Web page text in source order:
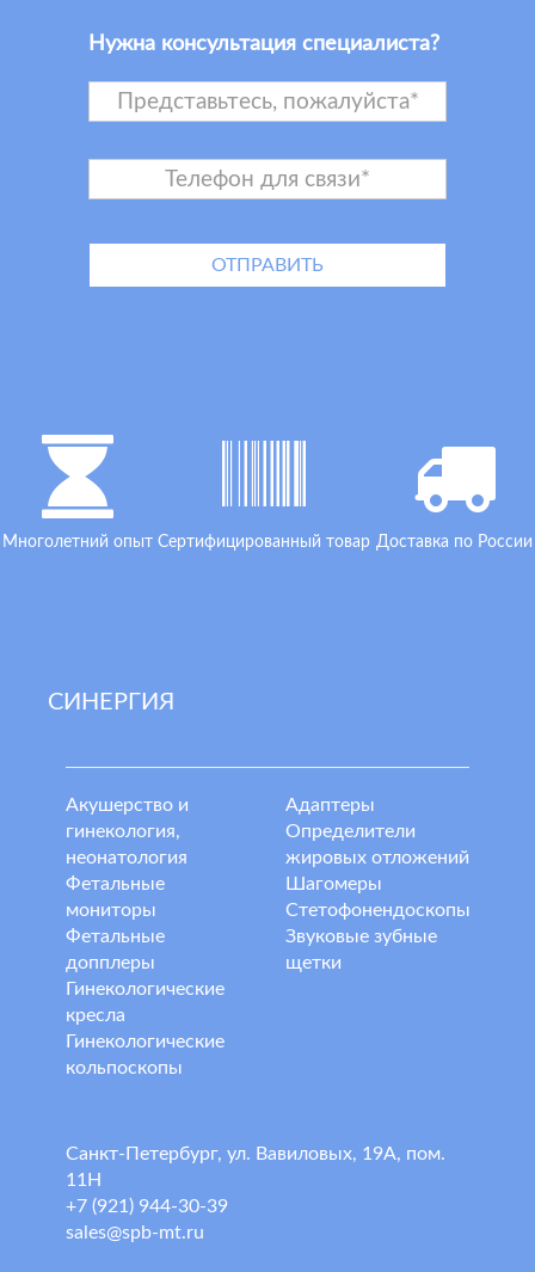
Нужна консультация специалиста?
Многолетний опыт Сертифицированный товар Доставка по России
СИНЕРГИЯ
Акушерство и
гинекология,
неонатология
Фетальные
мониторы
Фетальные
допплеры
Гинекологические
кресла
Гинекологические
кольпоскопы
Адаптеры
Определители
жировых отложений
Шагомеры
Стетофонендоскопы
Звуковые зубные
щетки
Санкт-Петербург, ул. Вавиловых, 19А, пом.
11Н
+7 (921) 944-30-39
sales@spb-mt.ru